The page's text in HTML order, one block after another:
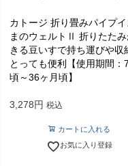
カトージ 折り畳みパイプイ
まのウェルトⅡ 折りたた
きる豆いすで持ち運びや収
とっても便利【使用期間：
頃～36ヶ月頃】
3,278 税込
カートに入れる
お気に入り登録